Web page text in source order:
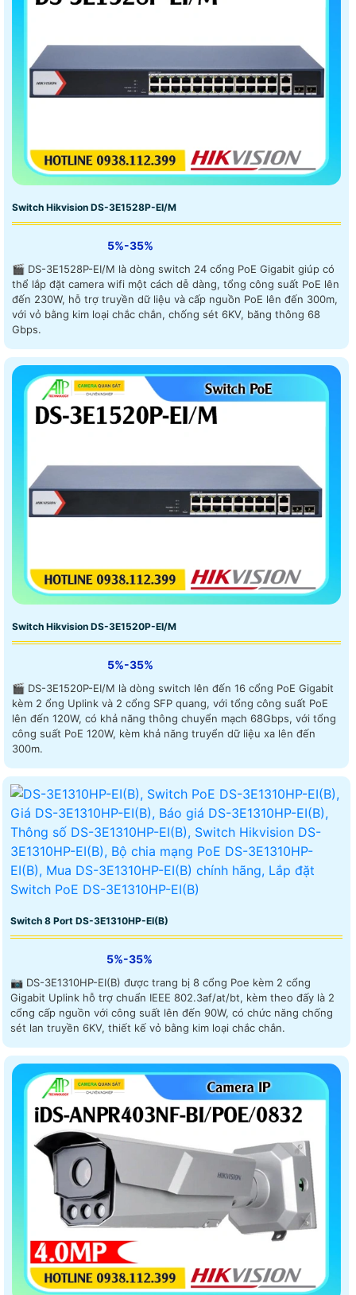
Switch Hikvision DS-3E1528P-EI/M
5%-35%
🎬 DS-3E1528P-EI/M là dòng switch 24 cổng PoE Gigabit giúp có
thể lắp đặt camera wifi một cách dễ dàng, tổng công suất PoE lên
đến 230W, hỗ trợ truyền dữ liệu và cấp nguồn PoE lên đến 300m,
với vỏ bằng kim loại chắc chắn, chống sét 6KV, băng thông 68
Gbps.
Switch Hikvision DS-3E1520P-EI/M
5%-35%
🎬 DS-3E1520P-EI/M là dòng switch lên đến 16 cổng PoE Gigabit
kèm 2 ổng Uplink và 2 cổng SFP quang, với tổng công suất PoE
lên đến 120W, có khả năng thông chuyển mạch 68Gbps, với tổng
công suất PoE 120W, kèm khả năng truyển dữ liệu xa lên đến
300m.
Switch 8 Port DS-3E1310HP-EI(B)
5%-35%
📷 DS-3E1310HP-EI(B) được trang bị 8 cổng Poe kèm 2 cổng
Gigabit Uplink hỗ trợ chuẩn IEEE 802.3af/at/bt, kèm theo đấy là 2
cổng cấp nguồn với công suất lên đến 90W, có chức năng chống
sét lan truyền 6KV, thiết kế vỏ bằng kim loại chắc chắn.